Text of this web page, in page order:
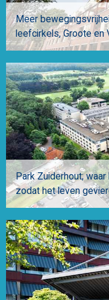
Meer
leefcirkels Groote en
Park Zuiderhout;
zodat het leven